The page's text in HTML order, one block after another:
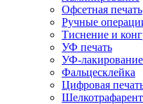
Офсетная печать
Ручные
Тиснение и
УФ печать
УФ-лакирование
Фальцесклейка
Цифровая